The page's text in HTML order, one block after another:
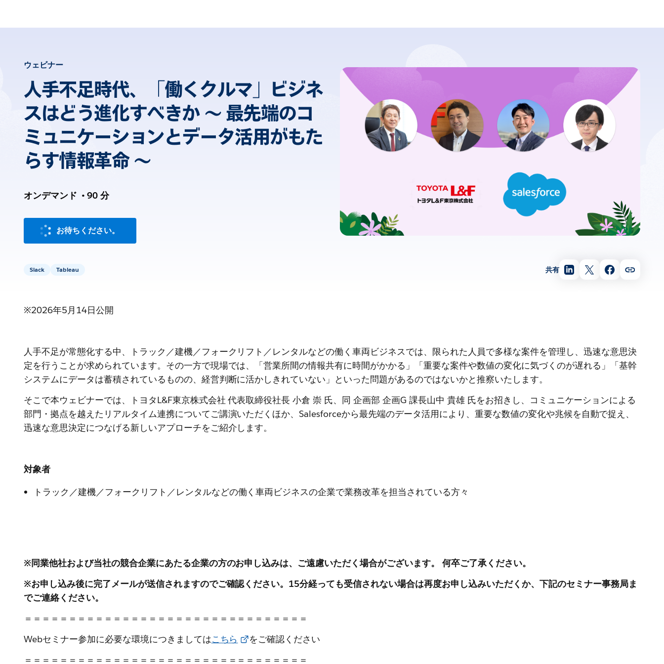
ウェビナー
人手不足時代、「働くクルマ」ビジネ
スはどう進化すべきか ～ 最先端のコ
ミュニケーションとデータ活用がもた
らす情報革命 ～
オンデマンド • 90 分
お待ちください。
Slack Tableau 共有
※2026年5月14日公開
人手不足が常態化する中、トラック／建機／フォークリフト／レンタルなどの働く車両ビジネスでは、限られた人員で多様な案件を管理し、迅速な意思決
定を行うことが求められています。その一方で現場では、「営業所間の情報共有に時間がかかる」「重要な案件や数値の変化に気づくのが遅れる」「基幹
システムにデータは蓄積されているものの、経営判断に活かしきれていない」といった問題があるのではないかと推察いたします。
そこで本ウェビナーでは、トヨタL&F東京株式会社 代表取締役社長 小倉 崇 氏、同 企画部 企画G 課長山中 貴雄 氏をお招きし、コミュニケーションによる
部門・拠点を越えたリアルタイム連携についてご講演いただくほか、Salesforceから最先端のデータ活用により、重要な数値の変化や兆候を自動で捉え、
迅速な意思決定につなげる新しいアプローチをご紹介します。
対象者
トラック／建機／フォークリフト／レンタルなどの働く車両ビジネスの企業で業務改革を担当されている方々
※同業他社および当社の競合企業にあたる企業の方のお申し込みは、ご遠慮いただく場合がございます。 何卒ご了承ください。
※お申し込み後に完了メールが送信されますのでご確認ください。15分経っても受信されない場合は再度お申し込みいただくか、下記のセミナー事務局ま
でご連絡ください。
＝＝＝＝＝＝＝＝＝＝＝＝＝＝＝＝＝＝＝＝＝＝＝＝＝＝＝＝＝＝＝＝
Webセミナー参加に必要な環境につきましてはこちら
をご確認ください
＝＝＝＝＝＝＝＝＝＝＝＝＝＝＝＝＝＝＝＝＝＝＝＝＝＝＝＝＝＝＝＝